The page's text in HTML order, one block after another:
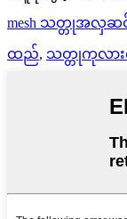
mesh သတ္တုအလှဆ
ထည်, သတ္တုကုလားက